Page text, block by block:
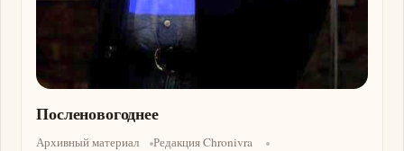
Посленовогоднее
Архивный материал
Редакция Chronivra